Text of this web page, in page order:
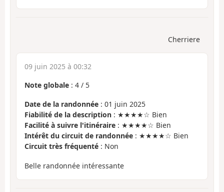
Cherriere
09 juin 2025 à 00:32
Note globale : 4 / 5
Date de la randonnée : 01 juin 2025
Fiabilité de la description : ★★★★☆ Bien
Facilité à suivre l'itinéraire : ★★★★☆ Bien
Intérêt du circuit de randonnée : ★★★★☆ Bien
Circuit très fréquenté : Non
Belle randonnée intéressante